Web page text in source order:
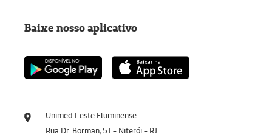
Unimed Leste Fluminense
Rua Dr. Borman, 51 - Niterói - RJ
Baixe nosso aplicativo